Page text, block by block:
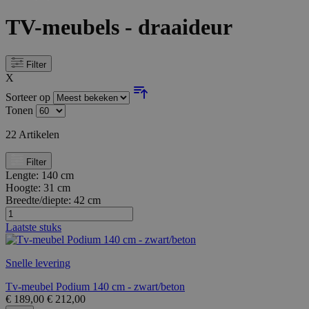
TV-meubels - draaideur
Filter
X
Sorteer op
Tonen
22 Artikelen
Filter
Lengte: 140 cm
Hoogte: 31 cm
Breedte/diepte: 42 cm
Laatste stuks
Snelle levering
Tv-meubel Podium 140 cm - zwart/beton
€ 189,00 € 212,00